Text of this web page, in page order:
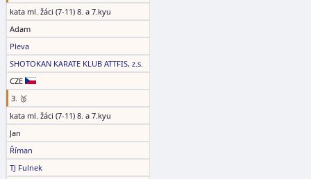
kata ml. žáci (7-11) 8. a 7.kyu
Adam
Pleva
SHOTOKAN KARATE KLUB ATTFIS, z.s.
CZE
3. 🥉
kata ml. žáci (7-11) 8. a 7.kyu
Jan
Říman
TJ Fulnek